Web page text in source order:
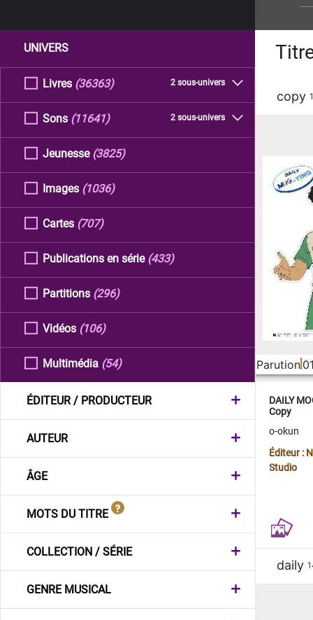
UNIVERS
Livres 2 sous-univers
(36363)
Sons 2 sous-univers
(11641)
Jeunesse (3825)
Images (1036)
Cartes (707)
Publications en série (433)
Partitions (296)
Vidéos (106)
Multimédia (54)
ÉDITEUR / PRODUCTEUR
AUTEUR
ÂGE
MOTS DU TITRE
COLLECTION / SÉRIE
GENRE MUSICAL
copy
Parution
DAILY
Copy
o-okun
Éditeur :
Studio
daily